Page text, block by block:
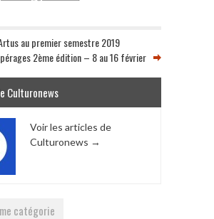
au premier semestre 2019
2ème édition – 8 au 16 février
Culturonews
Voir les articles de
Culturonews →
catégorie